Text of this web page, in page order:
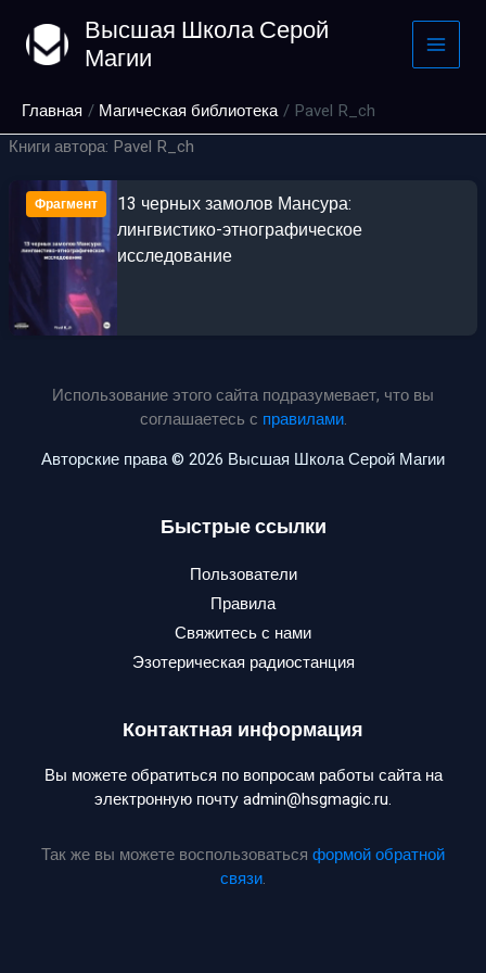
содержимому
Высшая Школа Серой
Магии
Главная Магическая библиотека
Pavel R_ch
Книги автора: Pavel R_ch
Фрагмент
13 черных замолов Мансура:
лингвистико-этнографическое
исследование
Использование этого сайта подразумевает, что вы
соглашаетесь с правилами.
Авторские права © 2026 Высшая Школа Серой Магии
Быстрые ссылки
Пользователи
Правила
Свяжитесь с нами
Эзотерическая радиостанция
Контактная информация
Вы можете обратиться по вопросам работы сайта на
электронную почту admin@hsgmagic.ru.
Так же вы можете воспользоваться формой обратной
связи.